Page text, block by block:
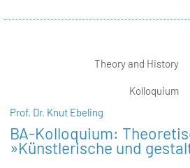
Theory and History
Kolloquium
Prof. Dr. Knut Ebeling
BA-Kolloquium:
»Künstlerische und